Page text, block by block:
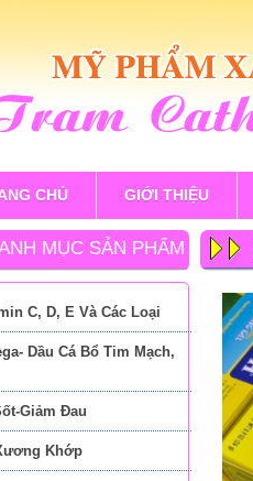
CHỦ GIỚI THIỆU
MỤC SẢN PHẨM
C, D, E Và Các Loại
Dầu Cá Bổ Tim Mạch,
Giảm Đau
Khớp